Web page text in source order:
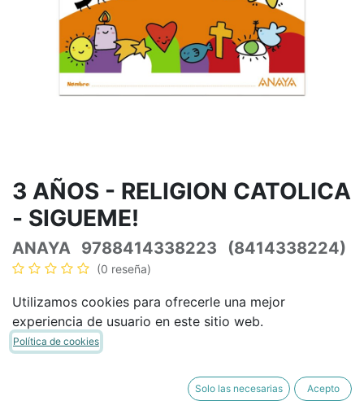
3 AÑOS - RELIGION CATOLICA
- ­SIGUEME!
ANAYA 9788414338223 (8414338224)
(0 reseña)
25,84€ 30,40€ IVA Incluido
COMPRAR AHORA
Utilizamos cookies para ofrecerle una mejor
experiencia de usuario en este sitio web.
Política de cookies
Solo las necesarias Acepto